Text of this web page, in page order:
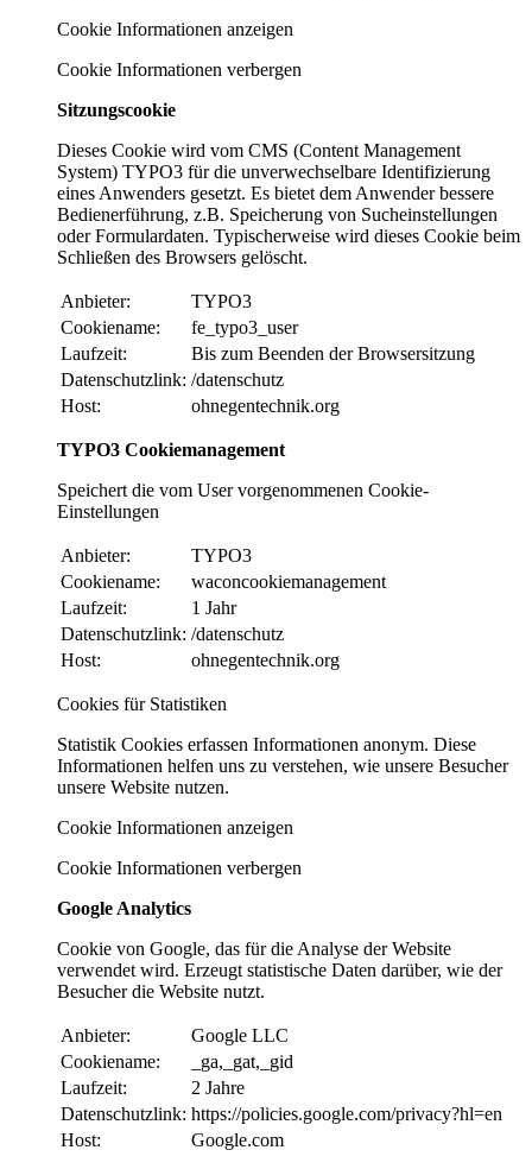
Cookie Informationen anzeigen
Cookie Informationen verbergen
Sitzungscookie
Dieses Cookie wird vom CMS (Content Management
System) TYPO3 für die unverwechselbare Identifizierung
eines Anwenders gesetzt. Es bietet dem Anwender bessere
Bedienerführung, z.B. Speicherung von Sucheinstellungen
oder Formulardaten. Typischerweise wird dieses Cookie beim
Schließen des Browsers gelöscht.
Anbieter:
TYPO3
Cookiename:
fe_typo3_user
Laufzeit:
Bis zum Beenden der Browsersitzung
Datenschutzlink: /datenschutz
Host:
ohnegentechnik.org
TYPO3 Cookiemanagement
Speichert die vom User vorgenommenen Cookie-
Einstellungen
Anbieter:
TYPO3
Cookiename:
waconcookiemanagement
Laufzeit:
1 Jahr
Datenschutzlink: /datenschutz
Host:
ohnegentechnik.org
Cookies für Statistiken
Statistik Cookies erfassen Informationen anonym. Diese
Informationen helfen uns zu verstehen, wie unsere Besucher
unsere Website nutzen.
Cookie Informationen anzeigen
Cookie Informationen verbergen
Google Analytics
Cookie von Google, das für die Analyse der Website
verwendet wird. Erzeugt statistische Daten darüber, wie der
Besucher die Website nutzt.
Anbieter:
Google LLC
Cookiename:
_ga,_gat,_gid
Laufzeit:
2 Jahre
Datenschutzlink: https://policies.google.com/privacy?hl=en
Host:
Google.com